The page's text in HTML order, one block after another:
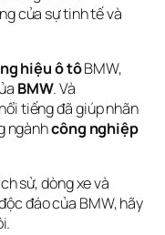
của sự tinh tế và
hiệu ô tô BMW,
BMW. Và
nổi tiếng đã giúp nhãn
ngành công nghiệp
sử, dòng xe và
đáo của BMW, hãy